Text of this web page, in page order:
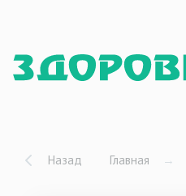
Назад Главная →